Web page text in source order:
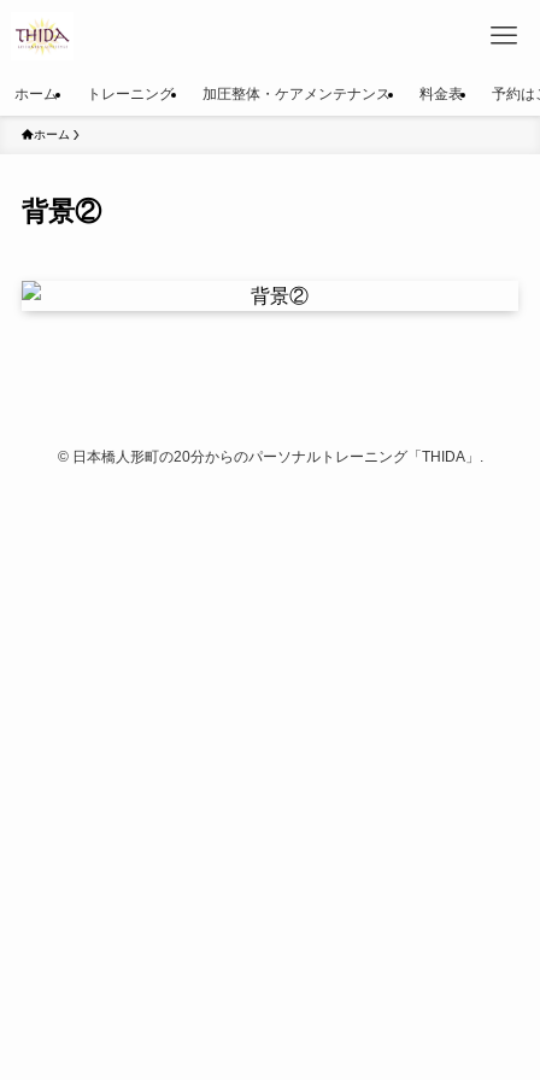
ホーム トレーニング 加圧整体・ケアメンテナンス 料金表 予約は
ホーム
背景②
©日本橋人形町の20分からのパーソナルトレーニング「THIDA」.